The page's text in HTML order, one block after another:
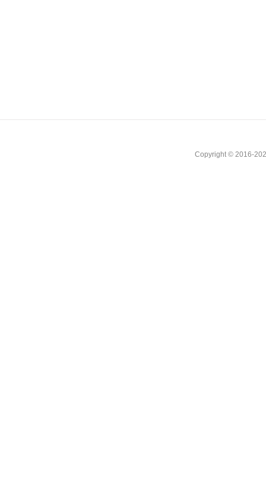
Copyright © 2016-